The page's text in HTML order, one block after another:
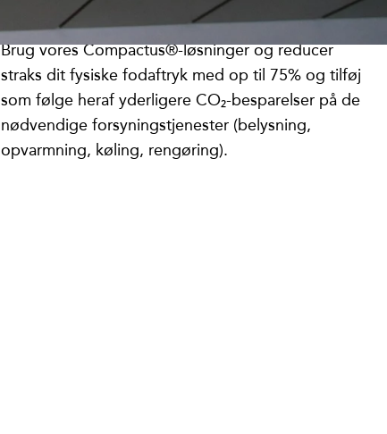
REDUCER DIT FODAFTRYK
Brug vores Compactus®-løsninger og reducer
straks dit fysiske fodaftryk med op til 75% og tilføj
som følge heraf yderligere CO₂-besparelser på de
nødvendige forsyningstjenester (belysning,
opvarmning, køling, rengøring).